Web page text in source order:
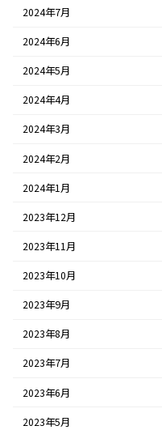
2024年7月
2024年6月
2024年5月
2024年4月
2024年3月
2024年2月
2024年1月
2023年12月
2023年11月
2023年10月
2023年9月
2023年8月
2023年7月
2023年6月
2023年5月